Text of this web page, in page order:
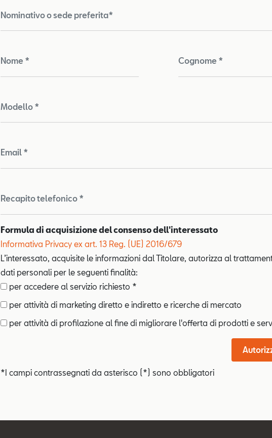
Nominativo o sede preferita*
Nome * Cognome *
Modello *
Email *
Recapito telefonico *
Formula di acquisizione del consenso dell'interessato
Informativa Privacy ex art. 13 Reg. (UE) 2016/679
L’interessato, acquisite le informazioni dal Titolare, autorizza al
dati personali per le seguenti finalità:
per accedere al servizio richiesto *
per attività di marketing diretto e indiretto e ricerche di mercato
per attività di profilazione al fine di migliorare l'offerta di prodotti e
*I campi contrassegnati da asterisco (*) sono obbligatori